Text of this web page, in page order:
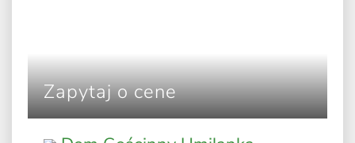
Zapytaj o cene